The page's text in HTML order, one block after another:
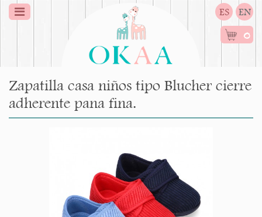
ES EN
0
Zapatilla casa niños tipo Blucher cierre
adherente pana fina.